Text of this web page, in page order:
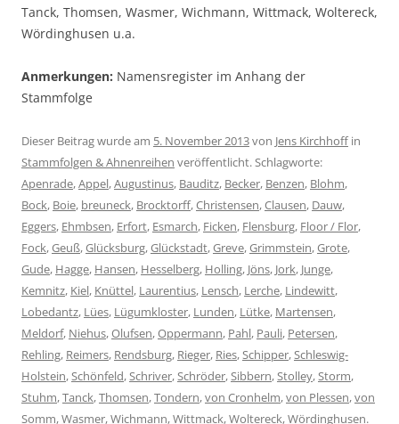
Tanck, Thomsen, Wasmer, Wichmann, Wittmack, Woltereck,
Wördinghusen u.a.
Anmerkungen: Namensregister im Anhang der
Stammfolge
Dieser Beitrag wurde am 5. November 2013von Jens Kirchhoffin
Stammfolgen & Ahnenreihen veröffentlicht. Schlagworte:
Apenrade,Appel,Augustinus, Bauditz, Becker, Benzen, Blohm,
Bock, Boie, breuneck, Brocktorff,Christensen,Clausen, Dauw,
Eggers, Ehmbsen, Erfort, Esmarch, Ficken, Flensburg, Floor / Flor,
Fock,Geuß,Glücksburg,Glückstadt,Greve,Grimmstein,Grote,
Gude, Hagge, Hansen, Hesselberg, Holling, Jöns, Jork, Junge,
Kemnitz, Kiel, Knüttel, Laurentius, Lensch, Lerche, Lindewitt,
Lobedantz, Lües, Lügumkloster, Lunden, Lütke, Martensen,
Meldorf, Niehus,Olufsen,Oppermann, Pahl, Pauli, Petersen,
Rehling, Reimers, Rendsburg, Rieger, Ries,Schipper,Schleswig-
Holstein,Schönfeld,Schriver,Schröder,Sibbern,Stolley,Storm,
Stuhm,Tanck,Thomsen,Tondern,von Cronhelm,von Plessen,von
Somm,Wasmer,Wichmann,Wittmack,Woltereck,Wördinghusen.